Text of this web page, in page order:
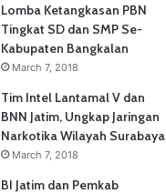
Lomba Ketangkasan PBN
Tingkat SD dan SMP Se-
Kabupaten Bangkalan
March 7, 2018
Tim Intel Lantamal V dan
BNN Jatim, Ungkap Jaringan
Narkotika Wilayah Surabaya
March 7, 2018
BI Jatim dan Pemkab